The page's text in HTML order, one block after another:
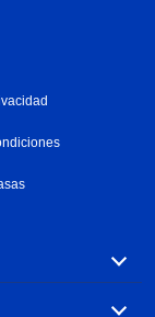
baratas por